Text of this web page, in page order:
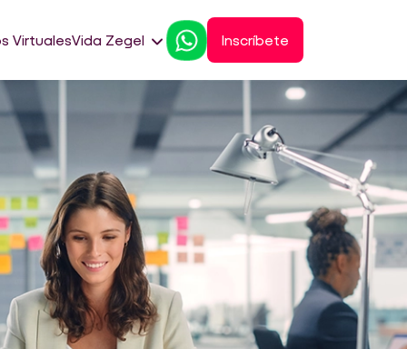
VirtualesVida Zegel Inscríbete